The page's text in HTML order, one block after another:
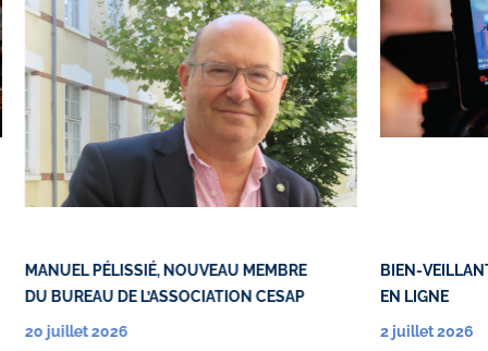
MANUEL PÉLISSIÉ, NOUVEAU MEMBRE
DU BUREAU DE L’ASSOCIATION CESAP
20 juillet 2026
BIEN-
EN LIGNE
2 juillet 2026